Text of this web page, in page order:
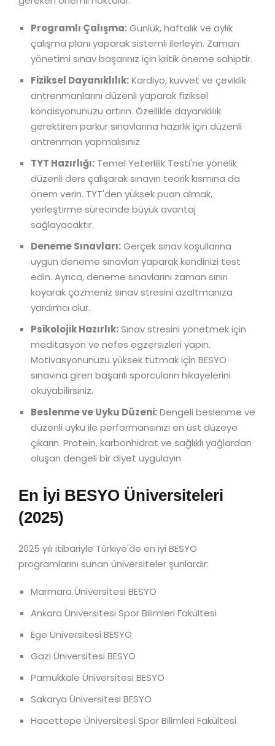
Programlı Çalışma:Günlük, haftalık ve aylık
çalışma planı yaparak sistemli ilerleyin. Zaman
yönetimi sınav başarınız için kritik öneme sahiptir.
Fiziksel Dayanıklılık:Kardiyo, kuvvet ve çeviklik
antrenmanlarını düzenli yaparak fiziksel
kondisyonunuzu artırın. Özellikle dayanıklılık
gerektiren parkur sınavlarına hazırlık için düzenli
antrenman yapmalısınız.
TYT Hazırlığı: Temel Yeterlilik Testi'ne yönelik
düzenli ders çalışarak sınavın teorik kısmına da
önem verin. TYT'den yüksek puan almak,
yerleştirme sürecinde büyük avantaj
sağlayacaktır.
Deneme Sınavları:Gerçek sınav koşullarına
uygun deneme sınavları yaparak kendinizi test
edin. Ayrıca, deneme sınavlarını zaman sınırı
koyarak çözmeniz sınav stresini azaltmanıza
yardımcı olur.
Psikolojik Hazırlık:Sınav stresini yönetmek için
meditasyon ve nefes egzersizleri yapın.
Motivasyonunuzu yüksek tutmak için BESYO
sınavına giren başarılı sporcuların hikayelerini
okuyabilirsiniz.
Beslenme ve Uyku Düzeni:Dengeli beslenme ve
düzenli uyku ile performansınızı en üst düzeye
çıkarın. Protein, karbonhidrat ve sağlıklı yağlardan
oluşan dengeli bir diyet uygulayın.
En İyi BESYO Üniversiteleri
(2025)
2025 yılı itibariyle Türkiye'de en iyi BESYO
programlarını sunan üniversiteler şunlardır:
Marmara Üniversitesi BESYO
Ankara Üniversitesi Spor Bilimleri Fakültesi
Ege Üniversitesi BESYO
Gazi Üniversitesi BESYO
Pamukkale Üniversitesi BESYO
Sakarya Üniversitesi BESYO
Hacettepe Üniversitesi Spor Bilimleri Fakültesi